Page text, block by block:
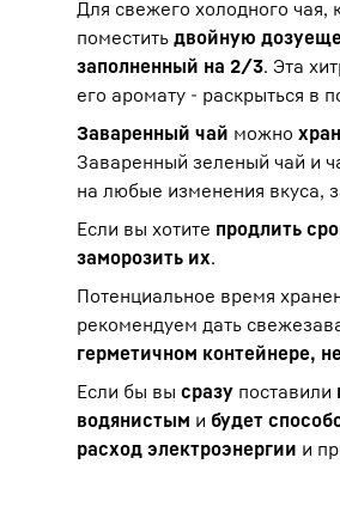
Для свежего холодного чая,
поместить двойную дозу
заполненный на 2/3. Эта
его аромату - раскрыться в
Заваренный чай можно
Заваренный зеленый чай и
на любые изменения вкуса,
Если вы хотите продлить
заморозить их.
Потенциальное время
рекомендуем дать
герметичном контейнере,
Если бы вы сразу поставили
водянистым и будет
расход электроэнергии и